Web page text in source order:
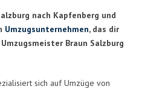
nach Kapfenberg und
Umzugsunternehmen, das dir
Braun Salzburg
sich auf Umzüge von